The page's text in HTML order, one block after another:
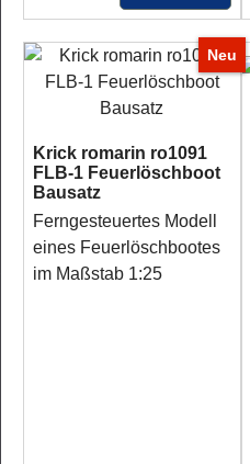
Neu
Krick romarin ro1091
FLB-1 Feuerlöschboot
Bausatz
Ferngesteuertes Modell
eines Feuerlöschbootes
im Maßstab 1:25